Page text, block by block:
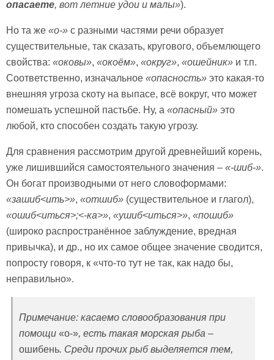
опасаете, вот летние удои и малы»).
Но та же «о-» с разными частями речи образует
существительные, так сказать, кругового, объемлющего
свойства: «оковы», «окоём», «округ», «ошейник» и т.п.
Соответственно, изначальное «опасность» это какая-то
внешняя угроза скоту на выпасе, всё вокруг, что может
помешать успешной пастьбе. Ну, а «опасный» это
любой, кто способен создать такую угрозу.
Для сравнения рассмотрим другой древнейший корень,
уже лишившийся самостоятельного значения – «-шиб-».
Он богат производными от него словоформами:
«зашиб<ить>», «отшиб» (существительное и глагол),
«ошиб<иться>;<-ка>», «ушиб<иться>», «пошиб»
(широко распространённое заблуждение, вредная
привычка), и др., но их самое общее значение сводится,
попросту говоря, к «что-то тут не так, как надо бы,
неправильно».
Примечание: касаемо словообразования при
помощи «о-», есть такая морская рыба –
ошибень. Среди прочих рыб выделяется тем,